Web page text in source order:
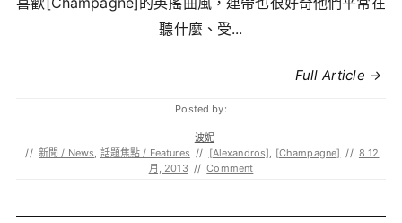
聽什麼、受...
Full Article →
Posted by:
波妮
// 新聞 / News, 話題焦點 / Features // [Alexandros], [Champagne] // 8 12
月, 2013 // Comment